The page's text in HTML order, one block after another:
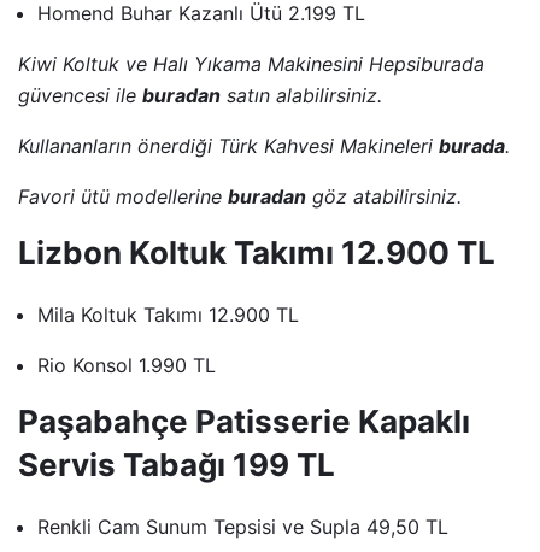
Homend Buhar Kazanlı Ütü 2.199 TL
Kiwi Koltuk ve Halı Yıkama Makinesini Hepsiburada
güvencesi ile buradan satın alabilirsiniz.
Kullananların önerdiği Türk Kahvesi Makineleri burada.
Favori ütü modellerine buradan göz atabilirsiniz.
Lizbon Koltuk Takımı 12.900 TL
Mila Koltuk Takımı 12.900 TL
Rio Konsol 1.990 TL
Paşabahçe Patisserie Kapaklı
Servis Tabağı 199 TL
Renkli Cam Sunum Tepsisi ve Supla 49,50 TL